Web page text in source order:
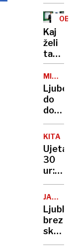
smo
v
Kaj
želi
ta
teden
kupiti
MILIJON
MRTVIH
do
denar
ali
Rusiji
kljub
ne
manjka
Ujeta
30
ur:
z
lastno
krvjo,
ji je
rešilo
JAVNA
UPRAVA
brez